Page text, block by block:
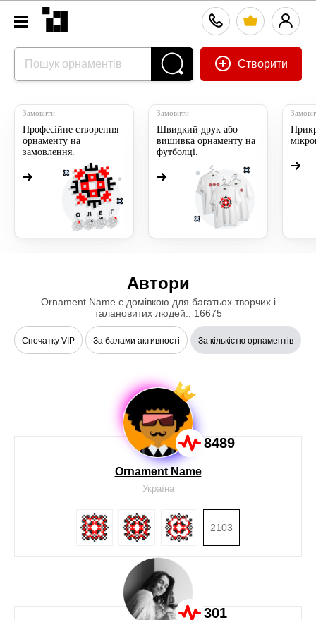
Створити
Замовити
Професійне створення
орнаменту на
замовлення.
Замовити
Швидкий друк або
вишивка орнаменту на
футболці.
Автори
Ornament Name є домівкою для багатьох творчих і
талановитих людей.: 16675
Спочатку VIP За балами активності За кількістю орнаментів
8489
Ornament Name
Україна
2103
301